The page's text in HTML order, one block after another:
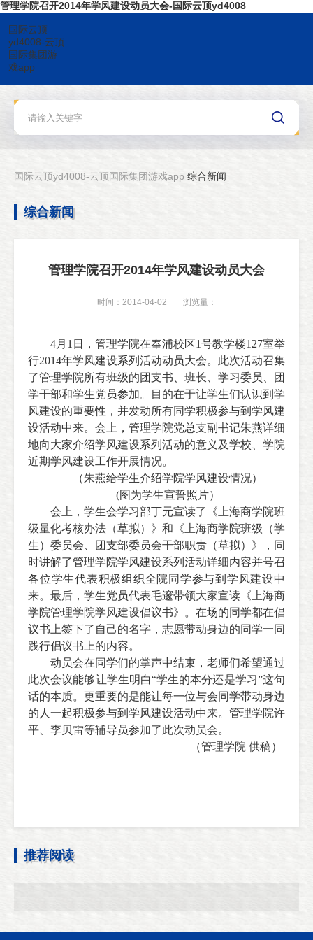
管理学院召开2014年学风建设动员大会-国际云顶yd4008
国际云顶
yd4008-云顶
国际集团游
戏app
国际云顶yd4008-云顶国际集团游戏app 综合新闻
综合新闻
管理学院召开2014年学风建设动员大会
时间：2014-04-02 浏览量：
4月1日，管理学院在奉浦校区1号教学楼127室举
行2014年学风建设系列活动动员大会。此次活动召集
了管理学院所有班级的团支书、班长、学习委员、团
学干部和学生党员参加。目的在于让学生们认识到学
风建设的重要性，并发动所有同学积极参与到学风建
设活动中来。会上，管理学院党总支副书记朱燕详细
地向大家介绍学风建设系列活动的意义及学校、学院
近期学风建设工作开展情况。
（朱燕给学生介绍学院学风建设情况）
(图为学生宣誓照片）
会上， 学生会学习部丁元宣读了《上海商学院班
级量化考核办法（草拟）》和《上海商学院班级（学
生）委员会、团支部委员会干部职责（草拟）》， 同
时讲解了管理学院学风建设系列活动详细内容并号召
各位学生代表积极组织全院同学参与到学风建设中
来。最后，学生党员代表毛邃带领大家宣读《上海商
学院管理学院学风建设倡议书》。在场的同学都在倡
议书上签下了自己的名字，志愿带动身边的同学一同
践行倡议书上的内容。
动员会在同学们的掌声中结束，老师们希望通过
此次会议能够让学生明白“学生的本分还是学习”这句
话的本质。更重要的是能让每一位与会同学带动身边
的人一起积极参与到学风建设活动中来。 管理学院许
平 、李贝雷等辅导员参加了此次动员会。
（管理学院 供稿）
推荐阅读